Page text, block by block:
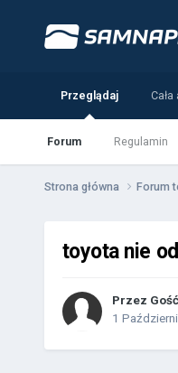
Przeglądaj
Forum Regulamin
Strona główna Forum
toyota nie
Przez
1